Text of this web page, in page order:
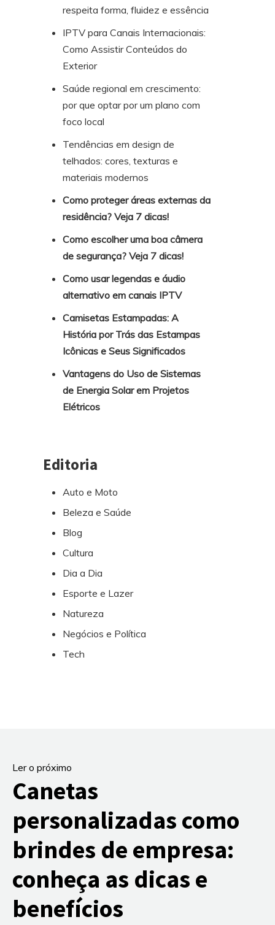
respeita forma, fluidez e essência
IPTV para Canais Internacionais:
Como Assistir Conteúdos do
Exterior
Saúde regional em crescimento:
por que optar por um plano com
foco local
Tendências em design de
telhados: cores, texturas e
materiais modernos
Como proteger áreas externas da
residência? Veja 7 dicas!
Como escolher uma boa câmera
de segurança? Veja 7 dicas!
Como usar legendas e áudio
alternativo em canais IPTV
Camisetas Estampadas: A
História por Trás das Estampas
Icônicas e Seus Significados
Vantagens do Uso de Sistemas
de Energia Solar em Projetos
Elétricos
Editoria
Auto e Moto
Beleza e Saúde
Blog
Cultura
Dia a Dia
Esporte e Lazer
Natureza
Negócios e Política
Tech
Ler o próximo
Canetas
personalizadas como
brindes de empresa:
conheça as dicas e
benefícios